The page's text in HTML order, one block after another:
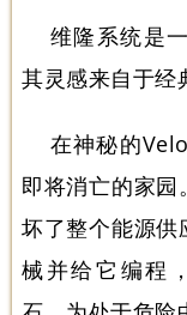
维隆系统是
其灵感来自于经
在神秘的
即将消亡的家
坏了整个能源
械并给它编程